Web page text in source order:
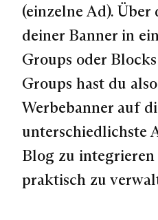
(einzelne Ad).
deiner Banner in
Groups oder
Groups hast du
Werbebanner auf
unterschiedlichste
Blog zu integrieren
praktisch zu